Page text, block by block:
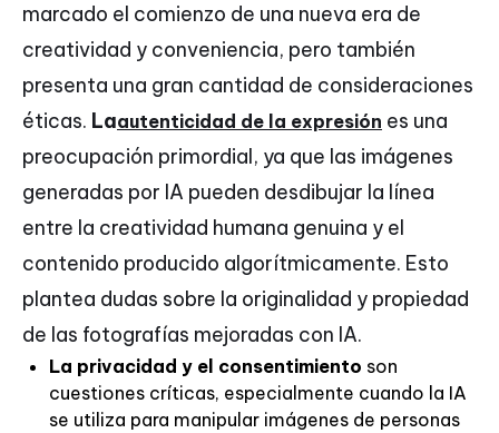
marcado el comienzo de una nueva era de
creatividad y conveniencia, pero también
presenta una gran cantidad de consideraciones
éticas. Laautenticidad de la expresión es una
preocupación primordial, ya que las imágenes
generadas por IA pueden desdibujar la línea
entre la creatividad humana genuina y el
contenido producido algorítmicamente. Esto
plantea dudas sobre la originalidad y propiedad
de las fotografías mejoradas con IA.
La privacidad y el consentimiento son
cuestiones críticas, especialmente cuando la IA
se utiliza para manipular imágenes de personas